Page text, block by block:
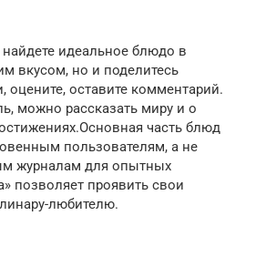
идеальное блюдо в
вкусом, но и поделитесь
оцените, оставите комментарий.
можно рассказать миру и о
часть блюд
пользователям, а не
журналам для опытных
позволяет проявить свои
любителю.